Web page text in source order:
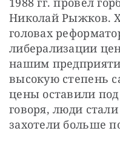
Николай Рыжков.
головах
либерализации
нашим
высокую степень
цены оставили
говоря, люди
захотели больше